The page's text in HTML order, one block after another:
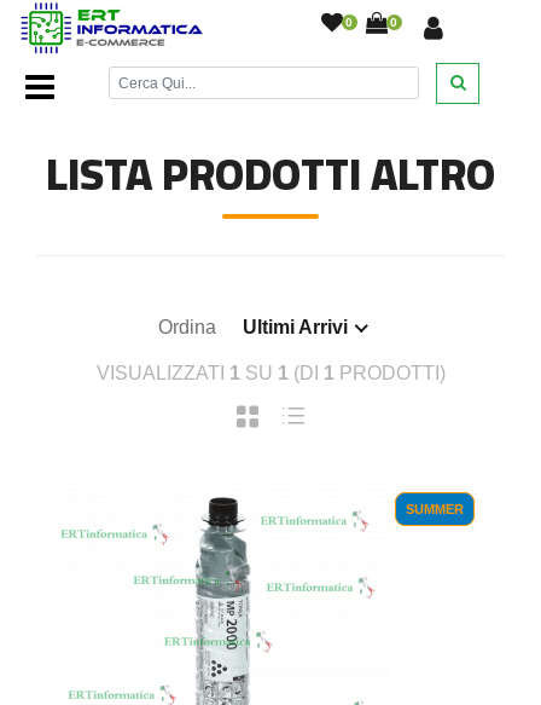
0 0
Home Page/Toner/Altro/
LISTA PRODOTTI ALTRO
Ordina Ultimi Arrivi
VISUALIZZATI 1 SU 1 (DI 1 PRODOTTI)
SUMMER